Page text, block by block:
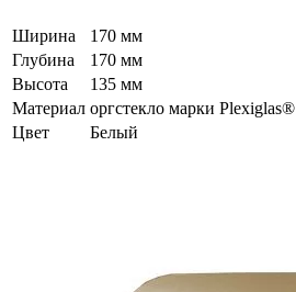
Ширина
170 мм
Глубина
170 мм
Высота
135 мм
Материал оргстекло марки Plexiglas®
Цвет
Белый